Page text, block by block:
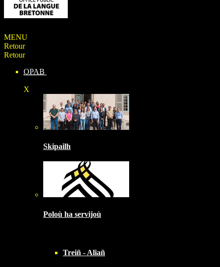
MENU
Retour
Retour
OPAB
X
Skipailh
Poloù ha servijoù
Treiñ - Aliañ